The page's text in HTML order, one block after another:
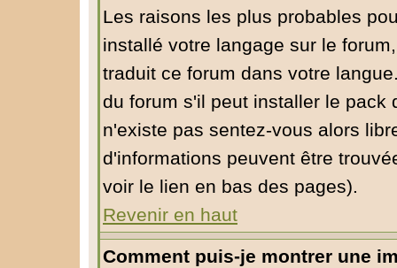
Les raisons les plus probables
installé votre langage sur le
traduit ce forum dans votre
du forum s'il peut installer le pack
n'existe pas sentez-vous alors
d'informations peuvent être
voir le lien en bas des pages).
Revenir en haut
Comment puis-je montrer une